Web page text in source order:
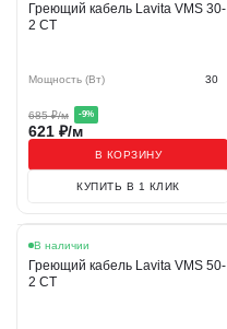
Греющий кабель Lavita VMS 30-
2 CT
Мощность (Вт) 30
685₽/м -9%
621 ₽/м
В КОРЗИНУ
КУПИТЬ В 1 КЛИК
В наличии
Греющий кабель Lavita VMS 50-
2 CT